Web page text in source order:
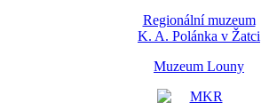
Regionální muzeum
K. A. Polánka v Žatci
Muzeum Louny